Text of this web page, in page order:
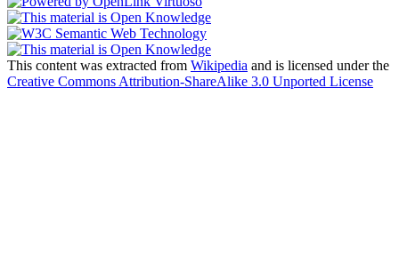
This content was extracted from Wikipedia and is licensed under the
Creative Commons Attribution-ShareAlike 3.0 Unported License